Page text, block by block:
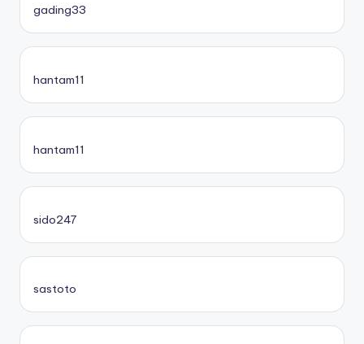
gading33
hantam11
hantam11
sido247
sastoto